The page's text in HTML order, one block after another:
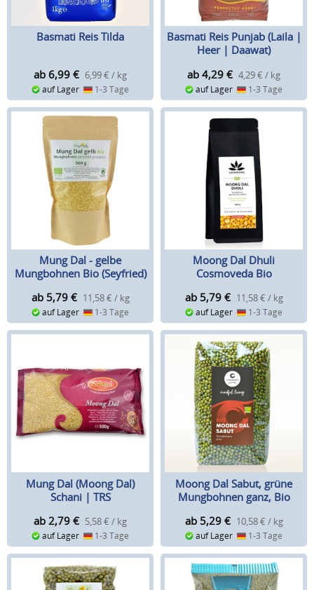
Basmati Reis Tilda
ab 6,99 € 6,99 € / kg
auf Lager 1-3 Tage
Basmati Reis Punjab (Laila |
Heer | Daawat)
ab 4,29 € 4,29 € / kg
auf Lager 1-3 Tage
Mung Dal - gelbe
Mungbohnen Bio (Seyfried)
ab 5,79 € 11,58 € / kg
auf Lager 1-3 Tage
Moong Dal Dhuli
Cosmoveda Bio
ab 5,79 € 11,58 € / kg
auf Lager 1-3 Tage
Mung Dal (Moong Dal)
Schani | TRS
ab 2,79 € 5,58 € / kg
auf Lager 1-3 Tage
Moong Dal Sabut, grüne
Mungbohnen ganz, Bio
ab 5,29 € 10,58 € / kg
auf Lager 1-3 Tage